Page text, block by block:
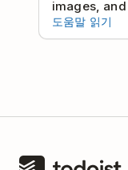
images,
도움말 읽기